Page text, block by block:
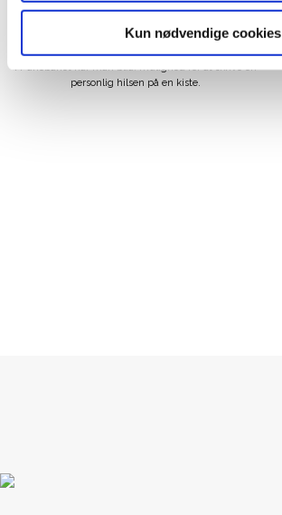
Kun nødvendige cookies
I Funebariet har man bl.a. mulighed for at skrive en
personlig hilsen på en kiste.